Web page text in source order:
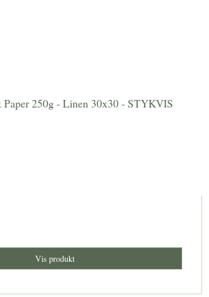
Paper 250g - Linen 30x30 - STYKVIS
Vis produkt